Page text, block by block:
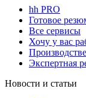
hh PRO
Готовое
Все сервисы
Хочу у вас
Экспертная
Новости и статьи